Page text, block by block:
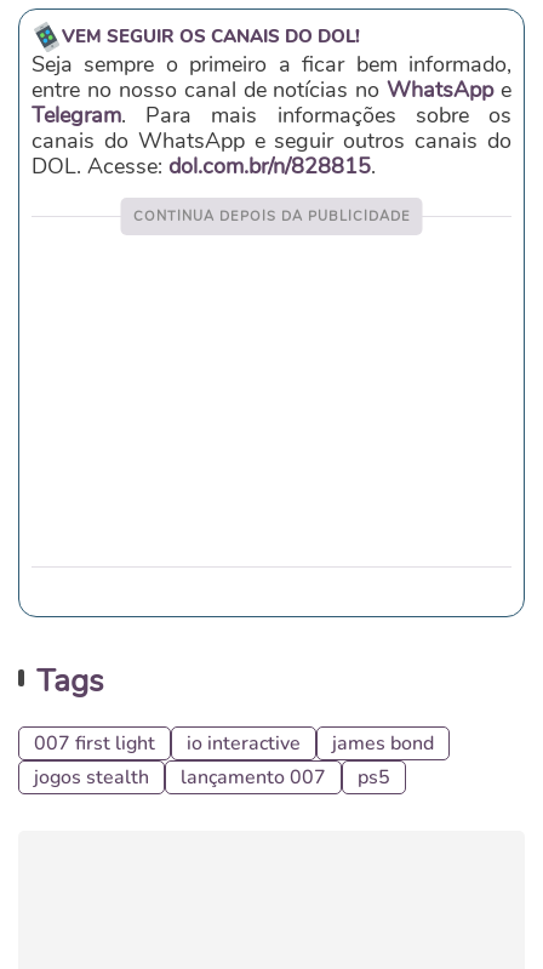
VEM SEGUIR OS CANAIS DO DOL!
Seja sempre o primeiro a ficar bem informado,
entre no nosso canal de notícias noWhatsAppe
Telegram. Para mais informações sobre os
canais do WhatsApp e seguir outros canais do
DOL. Acesse: dol.com.br/n/828815.
Tags
007 first light io interactive
james bond
jogos stealth
lançamento 007 ps5